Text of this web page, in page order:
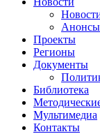
Анонсы
Проекты
Регионы
Документы
Библиотека
Мультимедиа
Контакты